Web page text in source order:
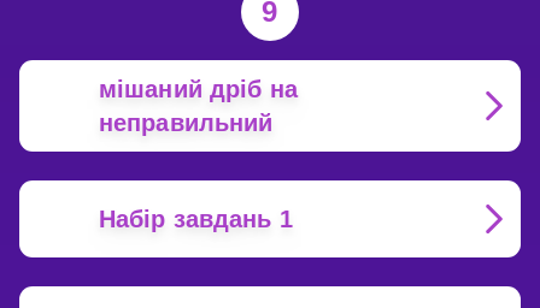
9
мішаний дріб на
неправильний
Набір завдань 1